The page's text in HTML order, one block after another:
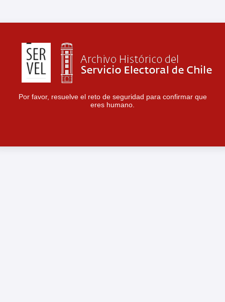
Por favor, resuelve el reto de seguridad para confirmar que
eres humano.